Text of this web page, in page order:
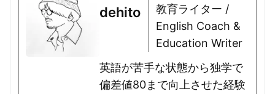
dehito
教育ライター /
English Coach &
Education Writer
英語が苦手な状態から独学で
偏差値80まで向上させた経験